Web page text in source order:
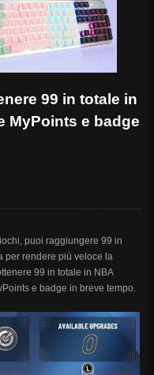
99 in totale in
MyPoints e badge
puoi raggiungere 99 in
per rendere più veloce la
99 in totale in NBA
e badge in breve tempo.